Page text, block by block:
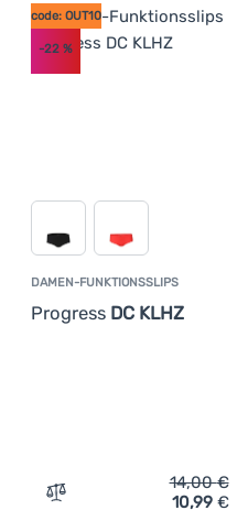
DAMEN-FUNKTIONSSLIPS
Progress DC KLHZ
code: OUT10
-22 %
Zum Vergleich 'Damen-
14,00€
10,99 €